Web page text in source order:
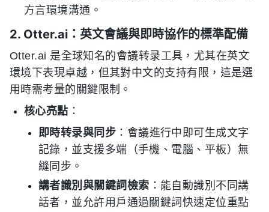
方言環境溝通。
2. Otter.ai：英文會議與即時協作的標準配備
Otter.ai 是全球知名的會議转录工具，尤其在英文
環境下表現卓越，但其對中文的支持有限，這是選
用時需考量的關鍵限制。
核心亮點 ：
即時转录與同步 ：會議進行中即可生成文字
記錄，並支援多端（手機、電腦、平板）無
縫同步。
講者識別與關鍵詞檢索 ：能自動識別不同講
話者，並允許用戶通過關鍵詞快速定位重點